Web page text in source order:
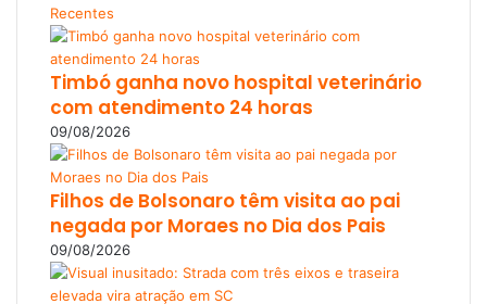
Recentes
Timbó ganha novo hospital veterinário
com atendimento 24 horas
09/08/2026
Filhos de Bolsonaro têm visita ao pai
negada por Moraes no Dia dos Pais
09/08/2026